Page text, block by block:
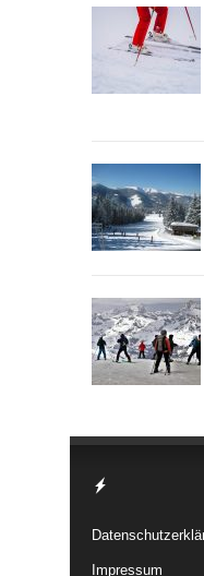
Impressum